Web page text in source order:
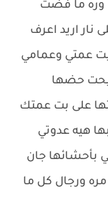
وره ما فضت
نار اريد اعرف
عمتي وعمامي
حضها
على بت عمتك
هيه عدوتي
بأحشائها جان
مره ورجال كل ما